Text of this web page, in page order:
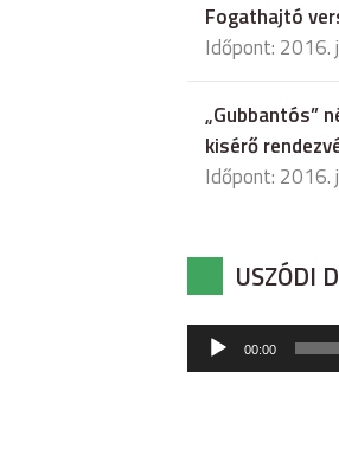
Fogathajtó
Időpont: 2016.
„Gubbantós”
kisérő
Időpont: 2016.
USZÓDI
Audió
lejátszó
00:00